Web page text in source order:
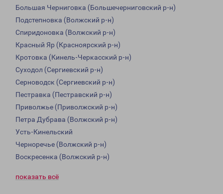
Большая Черниговка (Большечерниговский р-н)
Подстепновка (Волжский р-н)
Спиридоновка (Волжский р-н)
Красный Яр (Красноярский р-н)
Кротовка (Кинель-Черкасский р-н)
Суходол (Сергиевский р-н)
Серноводск (Сергиевский р-н)
Пестравка (Пестравский р-н)
Приволжье (Приволжский р-н)
Петра Дубрава (Волжский р-н)
Усть-Кинельский
Черноречье (Волжский р-н)
Воскресенка (Волжский р-н)
показать всё